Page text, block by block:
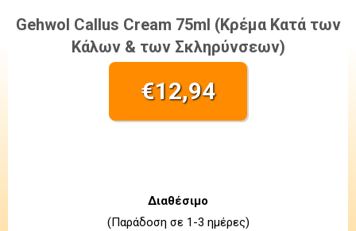
Gehwol Callus Cream 75ml (Κρέμα Κατά των
Κάλων & των Σκληρύνσεων)
€12,94
Διαθέσιμο
(Παράδοση σε 1-3 ημέρες)